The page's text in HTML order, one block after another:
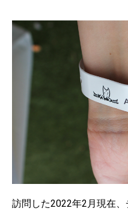
訪問した2022年2月現在